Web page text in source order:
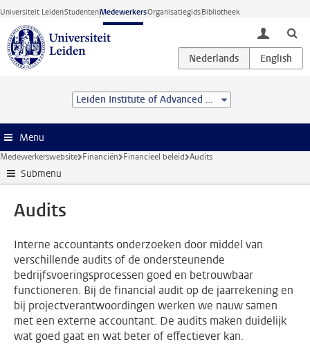
Ga direct naar de inhoud
Universiteit LeidenStudentenMedewerkersOrganisatiegidsBibliotheek
toggle
Leiden Institute of Advanced Computer Science (LIACS)
Menu
Medewerkerswebsite Financiën Financieel beleid Audits
Submenu
Audits
Interne accountants onderzoeken door middel van
verschillende audits of de ondersteunende
bedrijfsvoeringsprocessen goed en betrouwbaar
functioneren. Bij de financial audit op de jaarrekening en
bij projectverantwoordingen werken we nauw samen
met een externe accountant. De audits maken duidelijk
wat goed gaat en wat beter of effectiever kan.